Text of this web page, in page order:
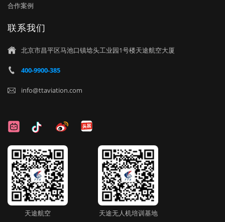
合作案例
联系我们
 北京市昌平区马池口镇埝头工业园1号楼天途航空大厦
 400-9900-385
 info@ttaviation.com
天途航空 天途无人机培训基地